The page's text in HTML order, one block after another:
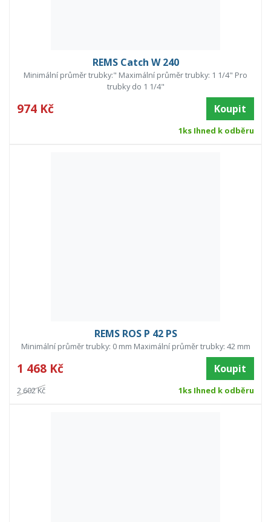
REMS Catch W 240
Minimální průměr trubky:" Maximální průměr trubky: 1 1/4" Pro
trubky do 1 1/4"
974 Kč Koupit
1ks Ihned k odběru
REMS ROS P 42 PS
Minimální průměr trubky: 0 mm Maximální průměr trubky: 42 mm
1 468 Kč Koupit
2 602 Kč 1ks Ihned k odběru